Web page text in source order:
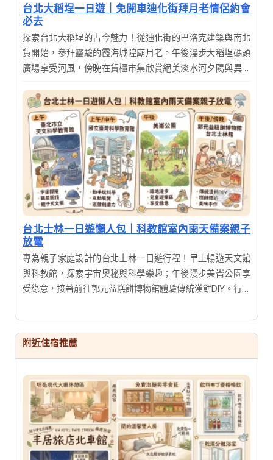
台北大稻埕一日遊｜免開車迪化街拜月老情侶約會
必去
探索台北大稻埕的古今魅力！從迪化街的巴洛克建築與南北
貨開始，參拜靈驗的霞海城隍廟月老。午後漫步大稻埕碼頭
廣場享受河風，傍晚在貨櫃市集欣賞絕美淡水河夕陽與異國
台北士林一日遊懶人包｜科教館室內雨天備案親子
放電
專為親子家庭設計的台北士林一日遊行程！早上暢遊天文館
與科教館，探索宇宙奧秘與科學樂趣；午後漫步美崙公園享
受綠意，接著前往郭元益糕餅博物館體驗傳統漢餅DIY。行程
歸，輕鬆度過充實又有趣的假期。
附近住宿推薦